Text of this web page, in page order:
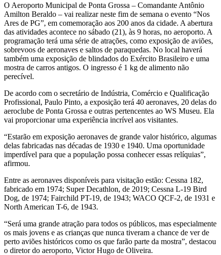
O Aeroporto Municipal de Ponta Grossa – Comandante Antônio
Amilton Beraldo – vai realizar neste fim de semana o evento “Nos
Ares de PG”, em comemoração aos 200 anos da cidade. A abertura
das atividades acontece no sábado (21), às 9 horas, no aeroporto. A
programação terá uma série de atrações, como exposição de aviões,
sobrevoos de aeronaves e saltos de paraquedas. No local haverá
também uma exposição de blindados do Exército Brasileiro e uma
mostra de carros antigos. O ingresso é 1 kg de alimento não
perecível.
De acordo com o secretário de Indústria, Comércio e Qualificação
Profissional, Paulo Pinto, a exposição terá 40 aeronaves, 20 delas do
aeroclube de Ponta Grossa e outras pertencentes ao WS Museu. Ela
vai proporcionar uma experiência incrível aos visitantes.
“Estarão em exposição aeronaves de grande valor histórico, algumas
delas fabricadas nas décadas de 1930 e 1940. Uma oportunidade
imperdível para que a população possa conhecer essas relíquias”,
afirmou.
Entre as aeronaves disponíveis para visitação estão: Cessna 182,
fabricado em 1974; Super Decathlon, de 2019; Cessna L-19 Bird
Dog, de 1974; Fairchild PT-19, de 1943; WACO QCF-2, de 1931 e
North American T-6, de 1943.
“Será uma grande atração para todos os públicos, mas especialmente
os mais jovens e as crianças que nunca tiveram a chance de ver de
perto aviões históricos como os que farão parte da mostra”, destacou
o diretor do aeroporto, Victor Hugo de Oliveira.